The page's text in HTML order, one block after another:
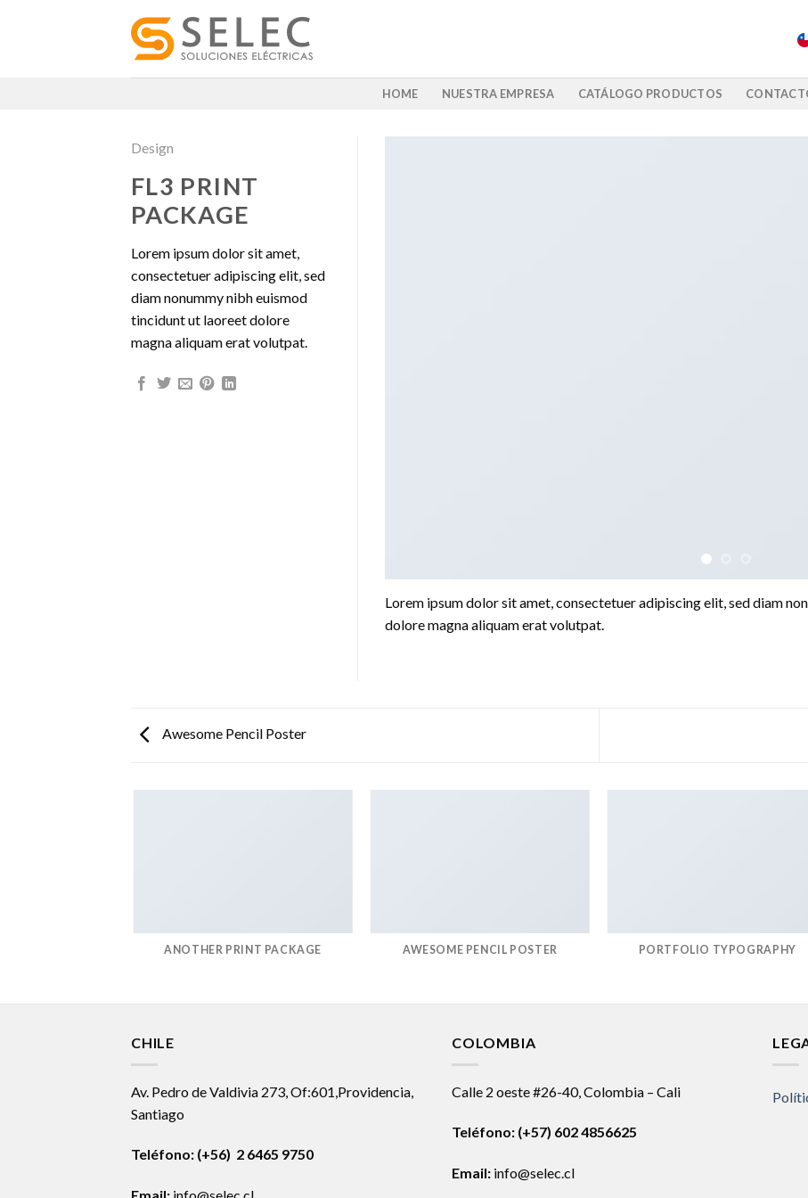
HOME NUESTRA EMPRESA CATÁLOGO PRODUCTOS
Design
FL3 PRINT
PACKAGE
Lorem ipsum dolor sit amet,
consectetuer adipiscing elit, sed
diam nonummy nibh euismod
tincidunt ut laoreet dolore
magna aliquam erat volutpat.
Lorem ipsum dolor sit amet, consectetuer adipiscing elit, sed diam
dolore magna aliquam erat volutpat.
Awesome Pencil Poster
ANOTHER PRINT PACKAGE AWESOME PENCIL POSTER PORTFOLIO TYPOGRAPHY
CHILE
Av. Pedro de Valdivia 273, Of:601,Providencia,
Santiago
Teléfono: (+56) 2 6465 9750
COLOMBIA
Calle 2 oeste #26-40, Colombia – Cali
Teléfono: (+57) 602 4856625
Email: info@selec.cl